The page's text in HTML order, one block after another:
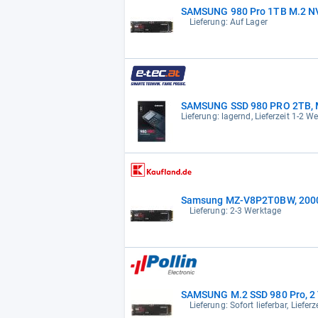
SAMSUNG 980 Pro 1TB M.2
Lieferung: Auf Lager
SAMSUNG SSD 980
Lieferung: lagernd, Lieferzeit 1-2
Samsung MZ-V8P2T0BW,
Lieferung: 2-3 Werktage
SAMSUNG M.2 SSD 980 Pro,
Lieferung: Sofort lieferbar,